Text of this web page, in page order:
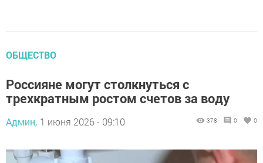
ОБЩЕСТВО
Россияне могут столкнуться с
трехкратным ростом счетов за воду
Админ, 1 июня 2026 - 09:10 378 0 0